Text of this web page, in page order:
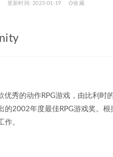
更新时间: 2023-01-19 收藏
秀的动作RPG游戏，由比利时
2002年度最佳RPG游戏奖。
作。